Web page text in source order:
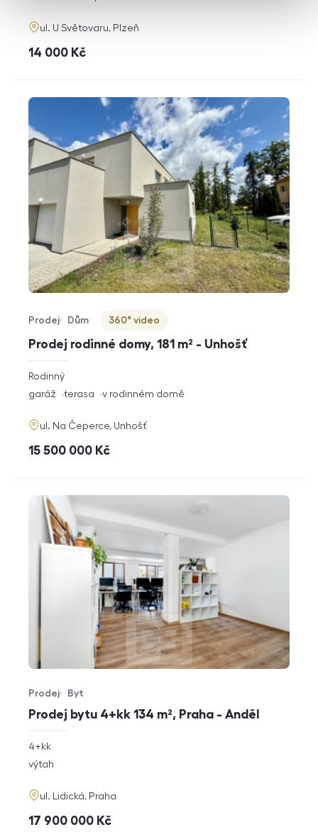
adresa
ul. U Světovaru, Plzeň
cena
14 000 Kč
Prodej rodinné domy, 181 m² - Unhošť
Typ nabídky
Prodej
Typ nemovitosti
Dům
Virtuální prohlídka
360° video
rozměry
dispozice
Rodinný
funkce
garáž terasa v rodinném domě
adresa
ul. Na Čeperce, Unhošť
cena
15 500 000 Kč
Prodej bytu 4+kk 134 m², Praha - Anděl
Typ nabídky
Prodej
Typ nemovitosti
Byt
rozměry
4+kk
funkce
výtah
adresa
ul. Lidická, Praha
cena
17 900 000 Kč